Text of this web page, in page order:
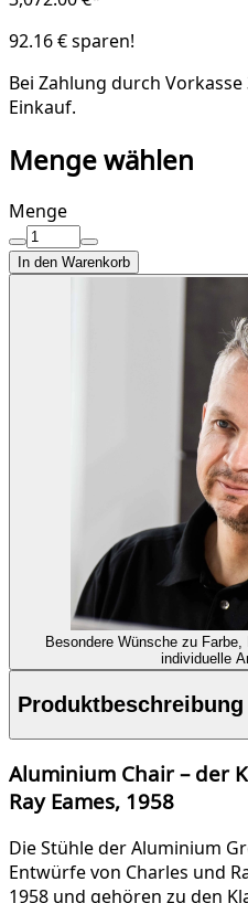
92.16 € sparen!
Bei Zahlung durch Vorkasse
Einkauf.
Menge wählen
Menge
In den Warenkorb
Besondere Wünsche zu
individuelle
Produktbeschreibung
Aluminium Chair – der
Ray Eames, 1958
Die Stühle der Aluminium
Entwürfe von Charles und
1958 und gehören zu den